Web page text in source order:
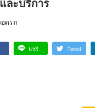
ดรถ
แชร์ Tweet